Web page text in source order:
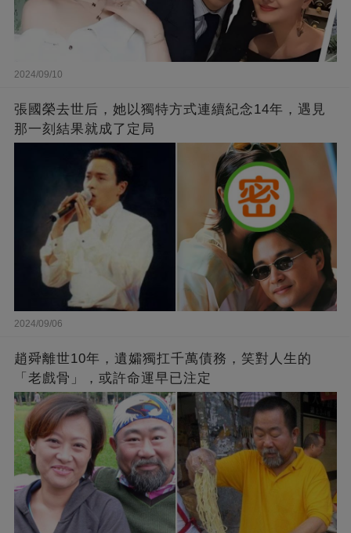
2024/09/10
張國榮去世后，她以獨特方式連續紀念14年，遇見
那一刻結果就成了定局
2024/09/06
趙舜離世10年，遺孀獨扛千萬債務，笑對人生的
「老戲骨」，或許命運早已注定